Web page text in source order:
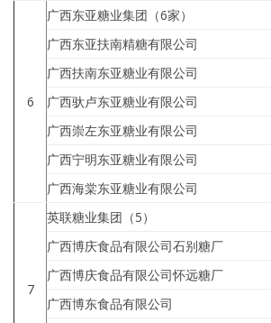
6
广西东亚糖业集团（6家）
广西东亚扶南精糖有限公司
广西扶南东亚糖业有限公司
广西驮卢东亚糖业有限公司
广西崇左东亚糖业有限公司
广西宁明东亚糖业有限公司
广西海棠东亚糖业有限公司
7
英联糖业集团（5）
广西博庆食品有限公司石别糖厂
广西博庆食品有限公司怀远糖厂
广西博东食品有限公司